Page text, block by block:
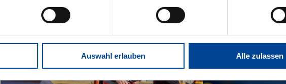
Auswahl erlauben Alle zulassen